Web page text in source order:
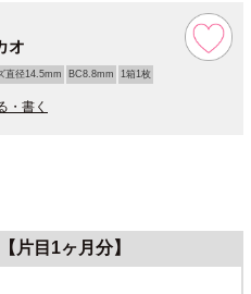
オ
直径14.5mm BC8.8mm 1箱1枚
・書く
片目1ヶ月分】